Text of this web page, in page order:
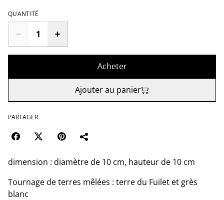
QUANTITÉ
Acheter
Ajouter au panier
PARTAGER
dimension : diamètre de 10 cm, hauteur de 10 cm
Tournage de terres mêlées : terre du Fuilet et grès
blanc